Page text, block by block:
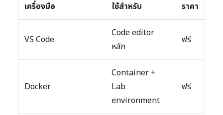
เครื่องมือ ใช้สำหรับ ราคา
VS Code
Code editor
หลัก
ฟรี
Docker
Container +
Lab
environment
ฟรี